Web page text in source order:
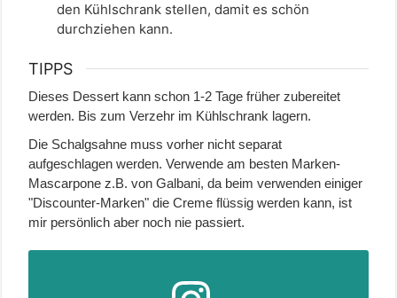
den Kühlschrank stellen, damit es schön
durchziehen kann.
TIPPS
Dieses Dessert kann schon 1-2 Tage früher zubereitet
werden. Bis zum Verzehr im Kühlschrank lagern.
Die Schalgsahne muss vorher nicht separat
aufgeschlagen werden. Verwende am besten Marken-
Mascarpone z.B. von Galbani, da beim verwenden einiger
"Discounter-Marken" die Creme flüssig werden kann, ist
mir persönlich aber noch nie passiert.